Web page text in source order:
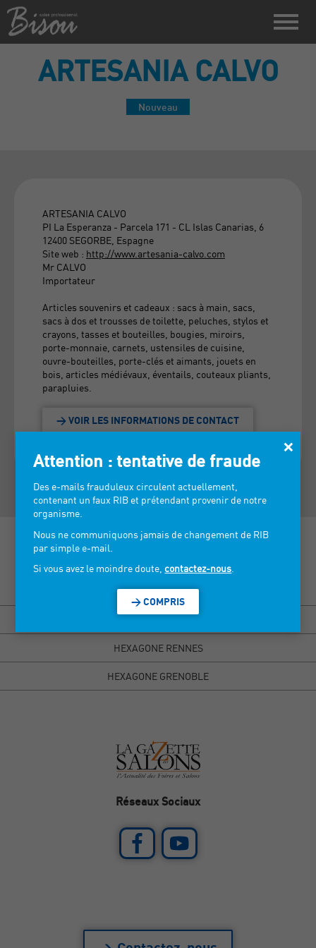
ARTESANIA CALVO
Nouveau
ARTESANIA CALVO
PI La Esperanza - Parcela 171 - CL Islas Canarias, 6
12400 SEGORBE, Espagne
Site web : http://www.artesania-calvo.com
Mr CALVO
Importateur
Articles souvenirs et cadeaux : sacs à main, sacs,
sacs à dos et trousses de toilette, peluches, stylos et
crayons, tasses et bouteilles, bougies, miroirs,
porte-monnaie, carnets, ustensiles de cuisine,
ouvre-bouteilles, porte-clés et aimants, jouets en
bois, articles médiévaux, éventails, couteaux pliants,
parapluies.
> VOIR LES INFORMATIONS DE CONTACT
Découvrez nos salons >
BISOU MARSEILLE
HEXAGONE RENNES
HEXAGONE GRENOBLE
Réseaux Sociaux
×
Attention : tentative de fraude
Des e-mails frauduleux circulent actuellement,
contenant un faux RIB et prétendant provenir de notre
organisme.
Nous ne communiquons jamais de changement de RIB
par simple e-mail.
Si vous avez le moindre doute, contactez-nous
> COMPRIS